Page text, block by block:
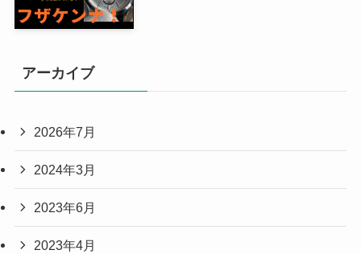
アーカイブ
2026年7月
2024年3月
2023年6月
2023年4月